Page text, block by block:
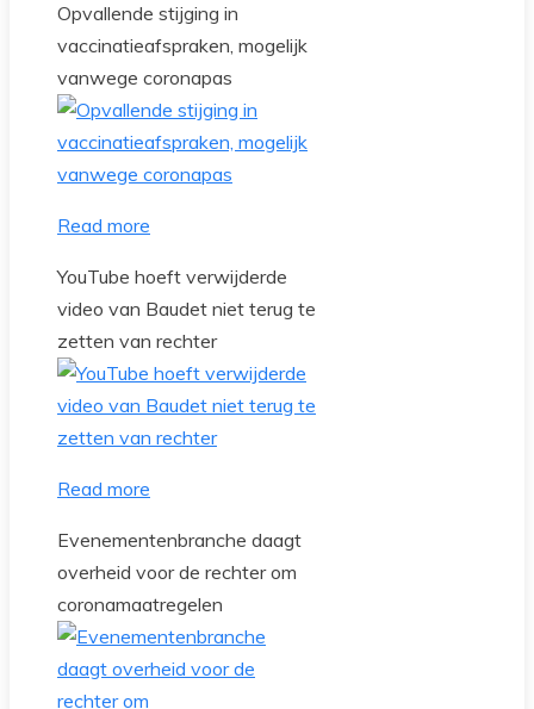
Opvallende stijging in
vaccinatieafspraken, mogelijk
vanwege coronapas
Read more
YouTube hoeft verwijderde
video van Baudet niet terug te
zetten van rechter
Read more
Evenementenbranche daagt
overheid voor de rechter om
coronamaatregelen